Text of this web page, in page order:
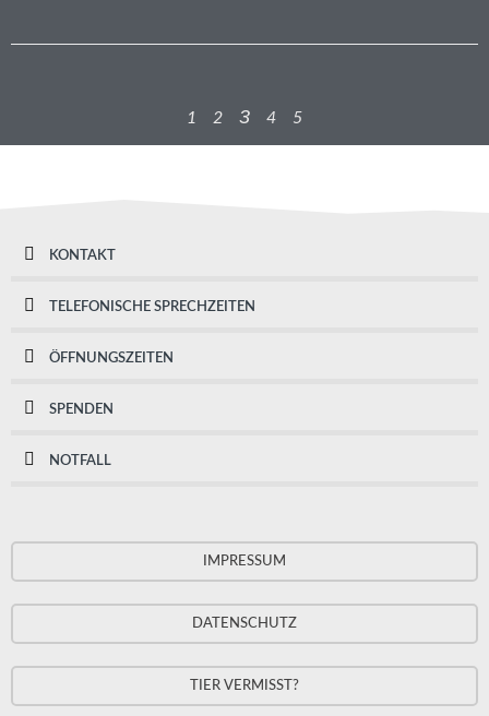
1 2 3 4 5
KONTAKT
TELEFONISCHE SPRECHZEITEN
ÖFFNUNGSZEITEN
SPENDEN
NOTFALL
IMPRESSUM
DATENSCHUTZ
TIER VERMISST?